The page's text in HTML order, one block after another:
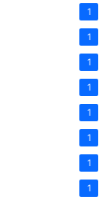
1
1
1
1
1
1
1
1